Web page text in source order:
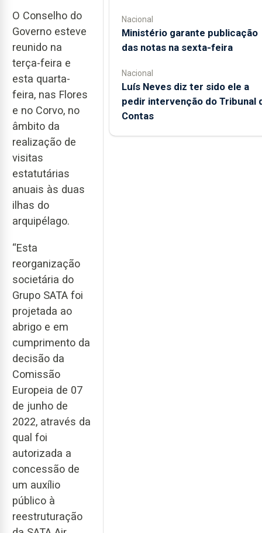
O Conselho do
Governo esteve
reunido na
terça-feira e
esta quarta-
feira, nas Flores
e no Corvo, no
âmbito da
realização de
visitas
estatutárias
anuais às duas
ilhas do
arquipélago.
“Esta
reorganização
societária do
Grupo SATA foi
projetada ao
abrigo e em
cumprimento da
decisão da
Comissão
Europeia de 07
de junho de
2022, através da
qual foi
autorizada a
concessão de
um auxílio
público à
reestruturação
Nacional
Ministério garante publicação
das notas na sexta-feira
Nacional
Luís Neves diz ter sido ele a
pedir intervenção do Tribunal
Contas